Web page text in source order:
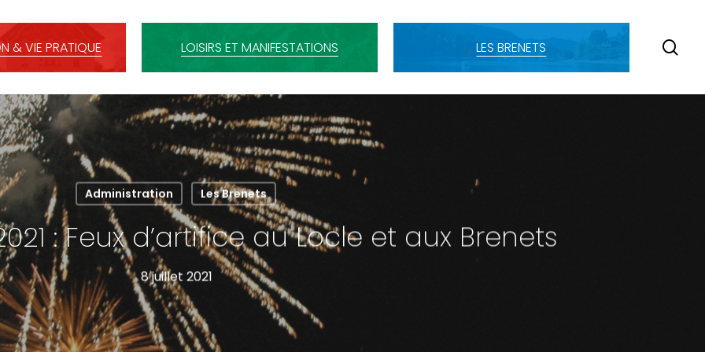
& VIE PRATIQUE LOISIRS ET MANIFESTATIONS LES BRENETS
Administration Les Brenets
: Feux d’artifice au Locle et aux Brenets
8 juillet 2021